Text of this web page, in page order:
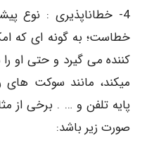
4- خطاناپذیری : نوع
خطاست؛ به ­گونه ­ای که
کننده می ­گیرد و حتی او
می­کند، مانند سوکت های
صورت زیر باشد: